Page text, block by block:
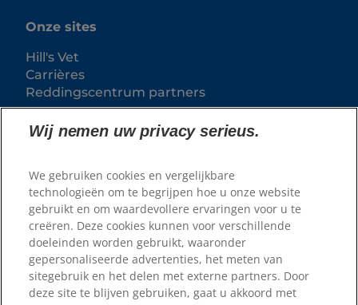
Onze sites
Hill's Vet
Carrières
Reddingscentrum partners
© 2025 Hill's Pet Nutrition
B.V.
Wij nemen uw privacy serieus.
We gebruiken cookies en vergelijkbare
technologieën om te begrijpen hoe u onze website
gebruikt en om waardevollere ervaringen voor u te
creëren. Deze cookies kunnen voor verschillende
doeleinden worden gebruikt, waaronder
gepersonaliseerde advertenties, het meten van
sitegebruik en het delen met externe partners. Door
deze site te blijven gebruiken, gaat u akkoord met